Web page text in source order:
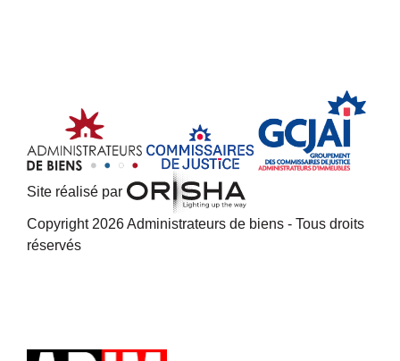
Site réalisé par
Copyright 2026 Administrateurs de biens - Tous droits
réservés